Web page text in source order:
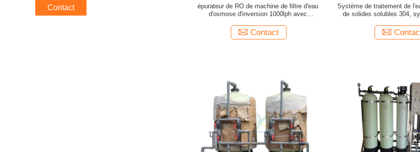
Contact
épurateur de RO de machine de filtre d'eau
d'osmose d'inversion 1000lph avec
Contact
Système de traitement de
de solides solubles 304,